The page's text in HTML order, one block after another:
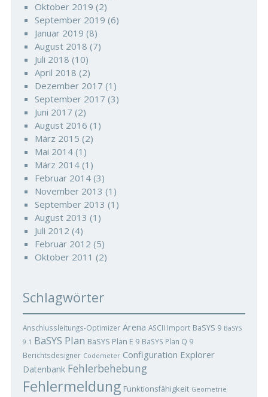
Oktober 2019 (2)
September 2019 (6)
Januar 2019 (8)
August 2018 (7)
Juli 2018 (10)
April 2018 (2)
Dezember 2017 (1)
September 2017 (3)
Juni 2017 (2)
August 2016 (1)
März 2015 (2)
Mai 2014(1)
März 2014(1)
Februar 2014(3)
November 2013 (1)
September 2013 (1)
August 2013 (1)
Juli 2012 (4)
Februar 2012 (5)
Oktober 2011 (2)
Schlagwörter
Anschlussleitungs-Optimizer Arena ASCII Import BaSYS 9 BaSYS
9.1 BaSYS Plan BaSYS Plan E 9 BaSYS Plan Q 9
Berichtsdesigner Codemeter Configuration Explorer
Datenbank Fehlerbehebung
Fehlermeldung Funktionsfähigkeit Geometrie